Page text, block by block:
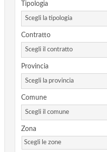
Tipologia
Scegli la tipologia
Contratto
Scegli il contratto
Provincia
Scegli la provincia
Comune
Scegli il comune
Zona
Scegli le zone